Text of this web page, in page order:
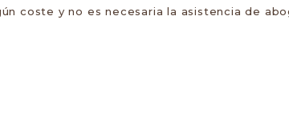
coste y no es necesaria la asistencia de